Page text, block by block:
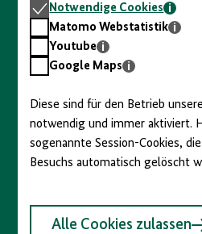
Notwendige
Cookies
Notwendige Cookies
Matomo
Webstatistik
Matomo Webstatistik
Youtube
Youtube
GoogleGoogle Maps
Diese sind für den Betrieb
notwendig und immer aktiviert.
sogenannte Session-Cookies,
Besuchs automatisch gelöscht
Alle Cookies zulassen